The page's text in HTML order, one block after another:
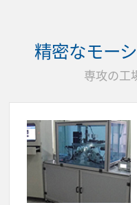
器视觉系统还能在处理或组
装产品的同时对其进行检
和数据矩阵代码。功能介绍
少了人力成本，大幅度的提
高了生产力，为客户创造了
显著的经济效益和社会效
益。应用机器视觉引导机器
人是一种实现柔性制造的技
术，使生产线很容易适应产
品的变化、不同的位置及方
向，定位取放的零件或指导
精密なモー
専攻の工